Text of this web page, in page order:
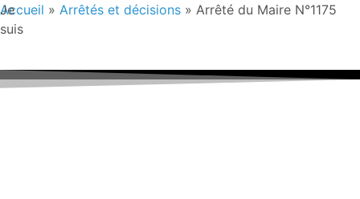
Je
suis
Accueil » Arrêtés et décisions » Arrêté du Maire N°1175